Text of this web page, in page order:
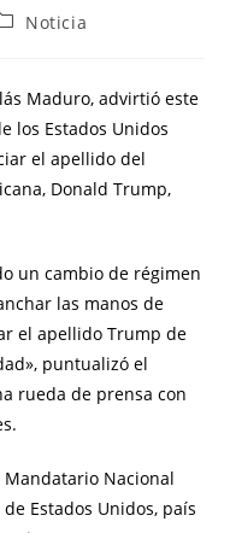
Noticia
Maduro, advirtió este
los Estados Unidos
el apellido del
Donald Trump,
un cambio de régimen
las manos de
el apellido Trump de
puntualizó el
rueda de prensa con
Mandatario Nacional
Estados Unidos, país